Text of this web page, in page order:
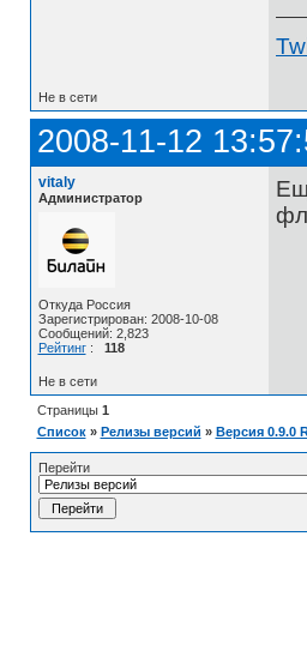
Не в сети
2008-11-12
vitaly
Администратор
Откуда Россия
Зарегистрирован: 2008-10-08
Сообщений: 2,823
Рейтинг: 118
Не в сети
Страницы 1
Список » Релизы версий » Версия 0.9.0
Перейти